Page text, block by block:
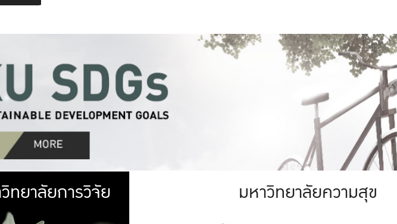
มหาวิทยาลัย
เกษตรศาสตร์ มีพื้นที่เขียวสดใส หนาแน่น
ทยาลัยการวิจัย มหาวิทยาลัย
มหาวิทยาลัยความสุข